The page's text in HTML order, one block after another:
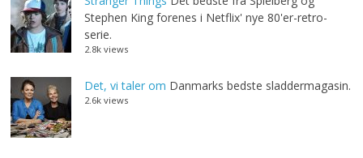
Stephen King forenes i Netflix' nye 80'er-retro-
serie.
2.8k views
Det, vi taler om Danmarks bedste sladdermagasin.
2.6k views